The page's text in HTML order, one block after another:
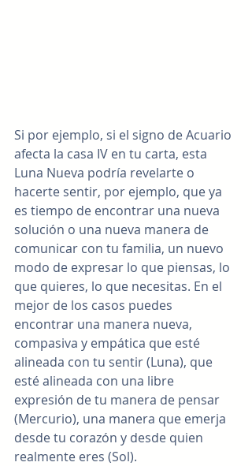
Si por ejemplo, si el signo de Acuario
afecta la casa IV en tu carta, esta
Luna Nueva podría revelarte o
hacerte sentir, por ejemplo, que ya
es tiempo de encontrar una nueva
solución o una nueva manera de
comunicar con tu familia, un nuevo
modo de expresar lo que piensas, lo
que quieres, lo que necesitas. En el
mejor de los casos puedes
encontrar una manera nueva,
compasiva y empática que esté
alineada con tu sentir (Luna), que
esté alineada con una libre
expresión de tu manera de pensar
(Mercurio), una manera que emerja
desde tu corazón y desde quien
realmente eres (Sol).